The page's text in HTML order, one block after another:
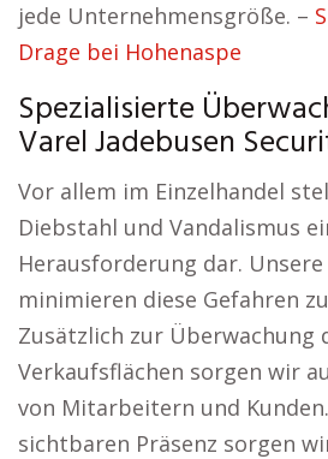
jede Unternehmensgröße. –
Drage bei Hohenaspe
Spezialisierte
Varel Jadebusen
Vor allem im Einzelhandel
Diebstahl und Vandalismus
Herausforderung dar.
minimieren diese Gefahren
Zusätzlich zur Überwachung
Verkaufsflächen sorgen wir
von Mitarbeitern und
sichtbaren Präsenz sorgen